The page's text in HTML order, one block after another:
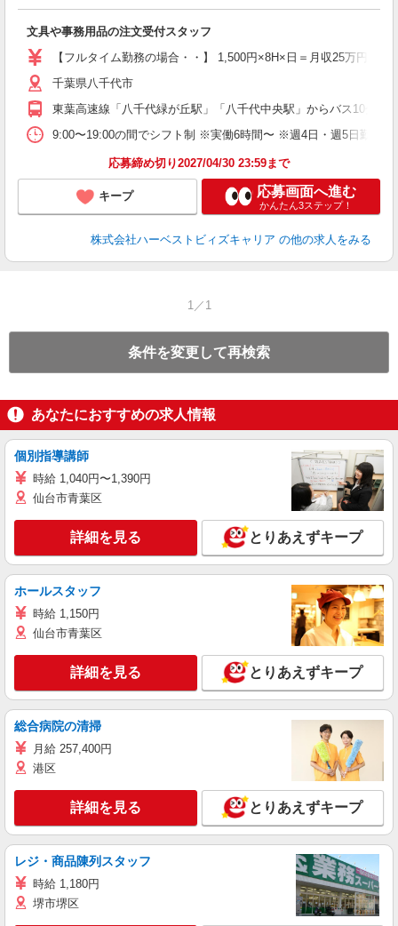
文具や事務用品の注文受付スタッフ
【フルタイム勤務の場合・・】 1,500円×8H×日＝月収25万円以
千葉県八千代市
東葉高速線「八千代緑が丘駅」「八千代中央駅」からバス10分
9:00〜19:00の間でシフト制 ※実働6時間〜 ※週4日・週5日勤務
応募締め切り2027/04/30 23:59まで
キープ 応募画面へ進む
かんたん3ステップ！
株式会社ハーベストビィズキャリア の他の求人をみる
1／1
条件を変更して再検索
あなたにおすすめの求人情報
個別指導講師
時給 1,040円〜1,390円
仙台市青葉区
詳細を見る とりあえずキープ
ホールスタッフ
時給 1,150円
仙台市青葉区
詳細を見る とりあえずキープ
総合病院の清掃
月給 257,400円
港区
詳細を見る とりあえずキープ
レジ・商品陳列スタッフ
時給 1,180円
堺市堺区